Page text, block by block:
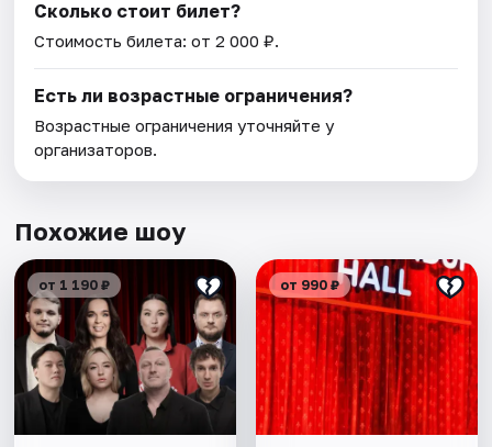
Сколько стоит билет?
Стоимость билета: от 2 000 ₽.
Есть ли возрастные ограничения?
Возрастные ограничения уточняйте у
организаторов.
Похожие шоу
от 1 190 ₽ от 990 ₽